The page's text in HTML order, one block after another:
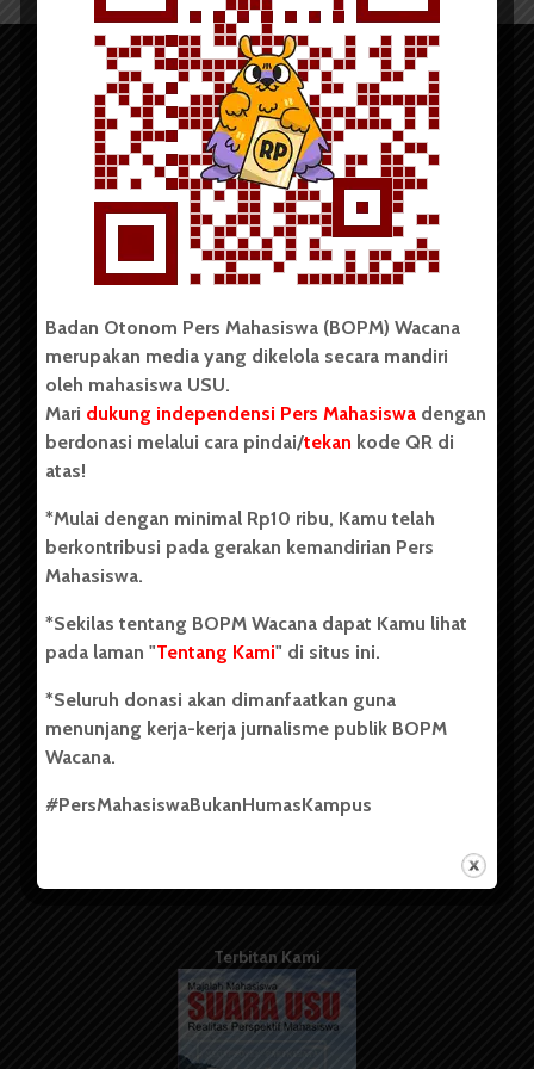
Copyright © 2023. All rights reserved BOPM WACANA.
Badan Otonom Pers Mahasiswa (BOPM) Wacana merupakan
pers mahasiswa yang berdiri di luar kampus dan dikelola
secara mandiri oleh mahasiswa Universitas Sumatera Utara
(USU). Sebelumnya BOPM Wacana merupakan salah satu
Unit Kegiatan Mahasiswa (UKM) di Universitas Sumatera
berdiri pada 1 Juli 1995.
Kontribusi
Info Iklan
Pedoman Media Siber
Kode Etik Jurnalistik
Terbitan Kami
Badan Otonom Pers Mahasiswa (BOPM) Wacana
merupakan media yang dikelola secara mandiri
oleh mahasiswa USU.
Mari dukung independensi Pers Mahasiswa dengan
berdonasi melalui cara pindai/tekan kode QR di
atas!
*Mulai dengan minimal Rp10 ribu, Kamu telah
berkontribusi pada gerakan kemandirian Pers
Mahasiswa.
*Sekilas tentang BOPM Wacana dapat Kamu lihat
pada laman "Tentang Kami" di situs ini.
*Seluruh donasi akan dimanfaatkan guna
menunjang kerja-kerja jurnalisme publik BOPM
Wacana.
#PersMahasiswaBukanHumasKampus